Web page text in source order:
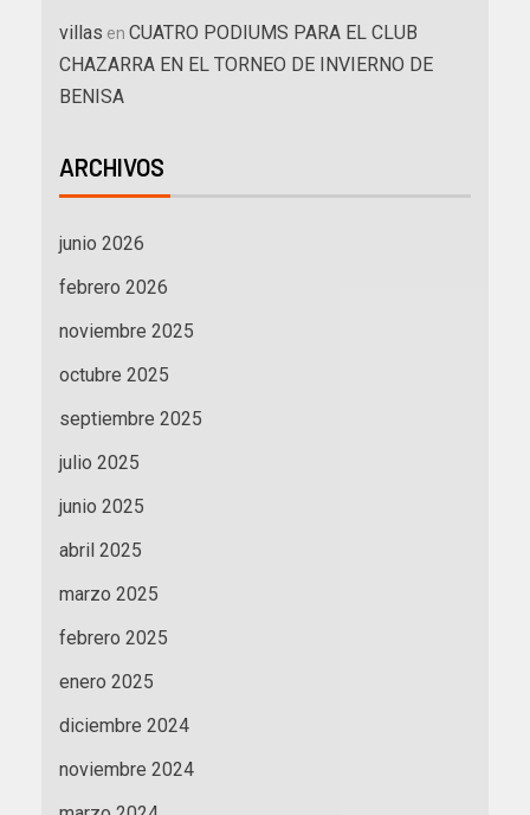
villas en CUATRO PODIUMS PARA EL CLUB
CHAZARRA EN EL TORNEO DE INVIERNO DE
BENISA
ARCHIVOS
junio 2026
febrero 2026
noviembre 2025
octubre 2025
septiembre 2025
julio 2025
junio 2025
abril 2025
marzo 2025
febrero 2025
enero 2025
diciembre 2024
noviembre 2024